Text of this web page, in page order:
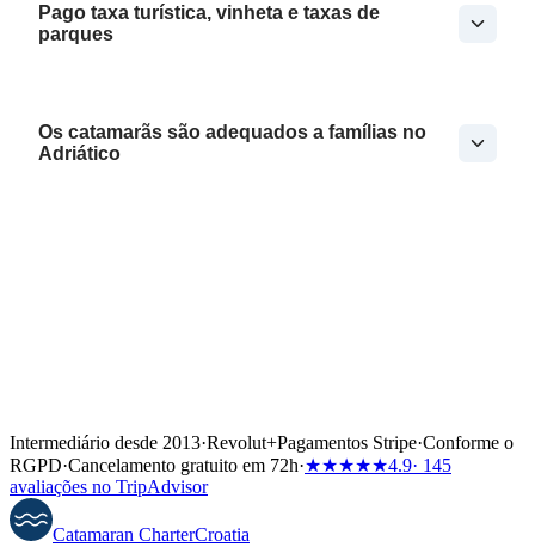
Pago taxa turística, vinheta e taxas de
parques
Os catamarãs são adequados a famílias no
Adriático
Intermediário desde 2013·Revolut+Pagamentos Stripe·Conforme o
RGPD·Cancelamento gratuito em 72h·★★★★★4.9· 145
avaliações no TripAdvisor
Catamaran CharterCroatia